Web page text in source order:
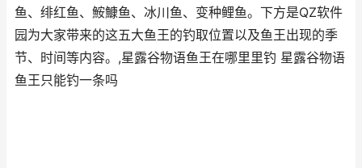
鱼、绯红鱼、鮟鱇鱼、冰川鱼、变种鲤鱼。下方是QZ软件
园为大家带来的这五大鱼王的钓取位置以及鱼王出现的季
节、时间等内容。,星露谷物语鱼王在哪里里钓 星露谷物语
鱼王只能钓一条吗